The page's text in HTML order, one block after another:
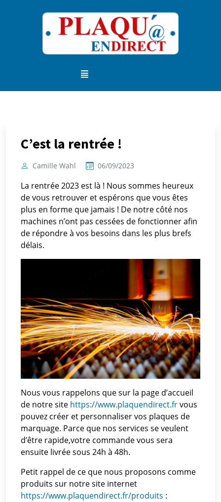
C’est la rentrée !
Camille Wahl 06/09/2023
La rentrée 2023 est là ! Nous sommes heureux
de vous retrouver et espérons que vous êtes
plus en forme que jamais ! De notre côté nos
machines n’ont pas cessées de fonctionner afin
de répondre à vos besoins dans les plus brefs
délais.
Nous vous rappelons que sur la page d’accueil
de notre site https://www.plaquendirect.frvous
pouvez créer et personnaliser vos plaques de
marquage. Parce que nos services se veulent
d’être rapide,votre commande vous sera
ensuite livrée sous 24h à 48h.
Petit rappel de ce que nous proposons comme
produits sur notre site internet
https://www.plaquendirect.fr/produits :